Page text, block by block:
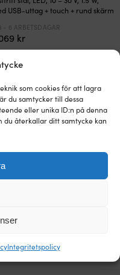
som cookies för att lagra
du samtycker till dessa
eller unika ID:n på denna
du återkallar ditt samtycke kan
Integritetspolicy
USB-uttag + touch + rund skärm
kr
3 - 6 ARBETSDAGAR
med USB-uttag + dimfunktion
kr